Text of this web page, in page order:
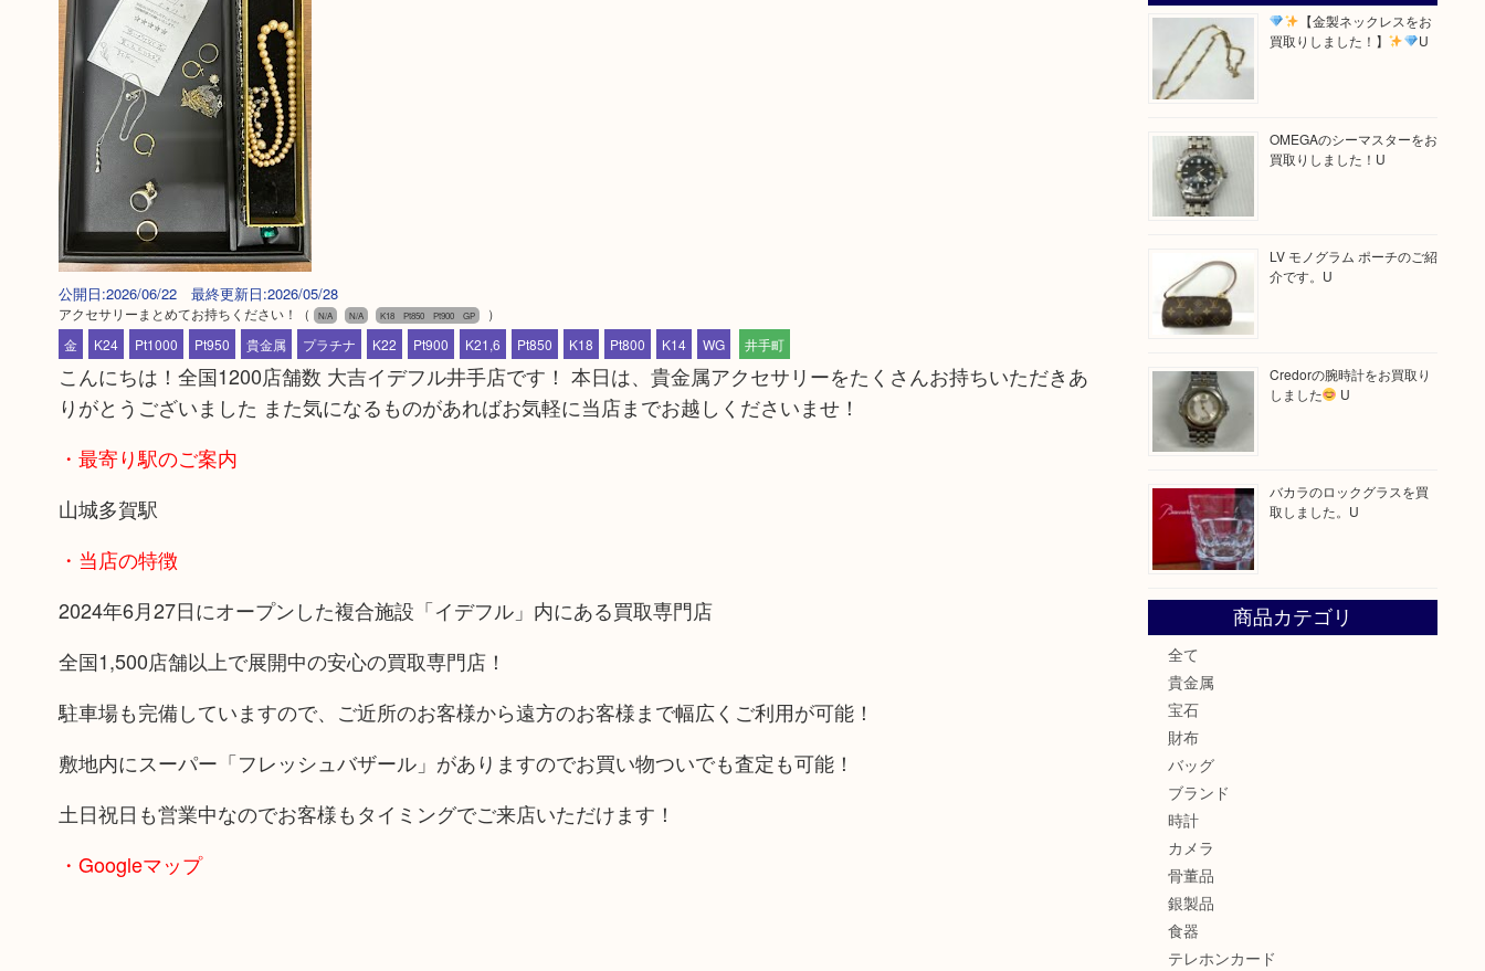
公開日:2026/06/22 最終更新日:2026/05/28
アクセサリーまとめてお持ちください！ （ N/A N/A K18 Pt850 Pt900 GP
）
金
K24 Pt1000 Pt950 貴金属 プラチナ K22 Pt900 K21,6 Pt850 K18 Pt800 K14 WG 井手町
こんにちは！全国1200店舗数 大吉イデフル井手店です！ 本日は、貴金属アクセサリーをたくさんお持ちいただきあ
りがとうございました また気になるものがあればお気軽に当店までお越しくださいませ！
・最寄り駅のご案内
山城多賀駅
・当店の特徴
2024年6月27日にオープンした複合施設「イデフル」内にある買取専門店
全国1,500店舗以上で展開中の安心の買取専門店！
駐車場も完備していますので、ご近所のお客様から遠方のお客様まで幅広くご利用が可能！
敷地内にスーパー「フレッシュバザール」がありますのでお買い物ついでも査定も可能！
土日祝日も営業中なのでお客様もタイミングでご来店いただけます！
・Googleマップ
【金製ネックレスをお
買取りしました！】
U
OMEGAのシーマスターをお
買取りしました！U
LV モノグラム ポーチのご紹
介です。U
Credorの腕時計をお買取り
しました
U
バカラのロックグラスを買
取しました。U
商品カテゴリ
全て
貴金属
宝石
財布
バッグ
ブランド
時計
カメラ
骨董品
銀製品
食器
テレホンカード